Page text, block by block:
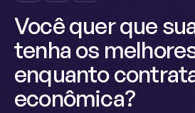
Você quer que
tenha os
enquanto
econômica?